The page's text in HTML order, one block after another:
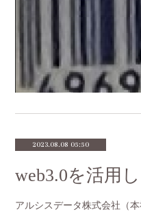
2023.08.08 05:50
アルシスデータ株式会社（